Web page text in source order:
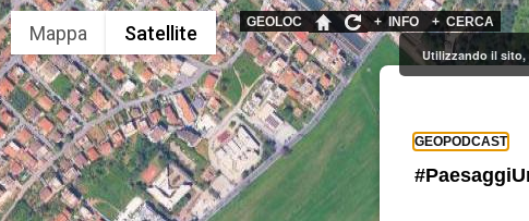
+ CERCA
+ INFO
GEOLOC
Utilizzando il